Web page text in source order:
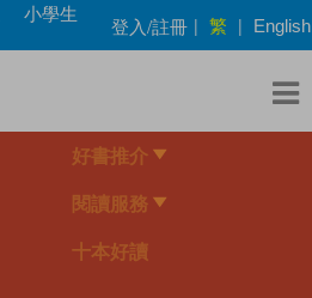
小學生
登入/註冊 | 繁 | English
好書推介
閱讀服務
十本好讀